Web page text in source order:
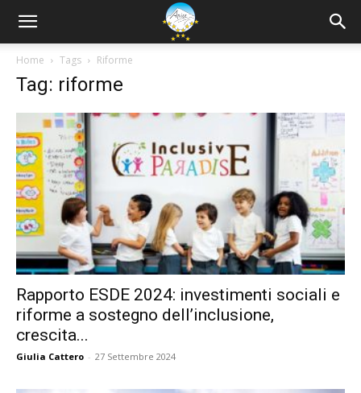
Home Tags Riforme
Tag: riforme
Rapporto ESDE 2024: investimenti sociali e
riforme a sostegno dell’inclusione,
crescita...
Giulia Cattero - 27 Settembre 2024